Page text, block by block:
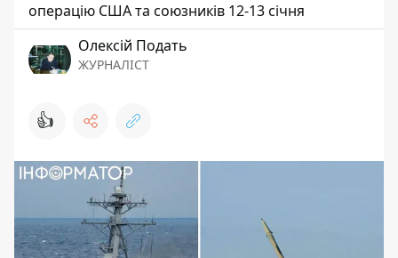
операцію США та союзників 12-13 січня
Олексій Подать
ЖУРНАЛІСТ
👍